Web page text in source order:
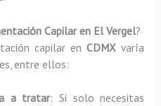
Capilar en El Vergel?
capilar enCDMX varía
entre ellos:
a tratar: Si solo necesitas